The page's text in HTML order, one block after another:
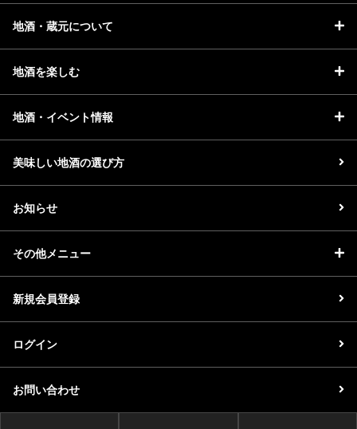
地酒・蔵元について
地酒を楽しむ
地酒・イベント情報
美味しい地酒の選び方
お知らせ
その他メニュー
新規会員登録
ログイン
お問い合わせ